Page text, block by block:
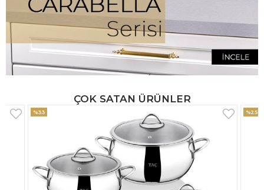
ÇOK SATAN ÜRÜNLER
%25 %33